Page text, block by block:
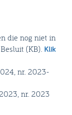
die nog niet in
(KB). Klik
nr. 2023-
nr. 2023